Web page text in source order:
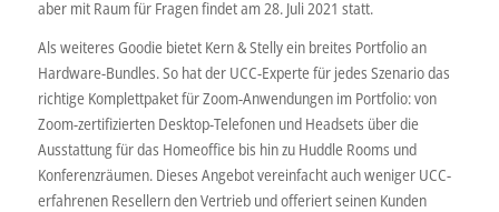
aber mit Raum für Fragen findet am 28. Juli 2021 statt.
Als weiteres Goodie bietet Kern & Stelly ein breites Portfolio an
Hardware-Bundles. So hat der UCC-Experte für jedes Szenario das
richtige Komplettpaket für Zoom-Anwendungen im Portfolio: von
Zoom-zertifizierten Desktop-Telefonen und Headsets über die
Ausstattung für das Homeoffice bis hin zu Huddle Rooms und
Konferenzräumen. Dieses Angebot vereinfacht auch weniger UCC-
erfahrenen Resellern den Vertrieb und offeriert seinen Kunden